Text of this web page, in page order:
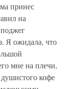
принес
на
Я ожидала, что
мне на плечи,
кофе